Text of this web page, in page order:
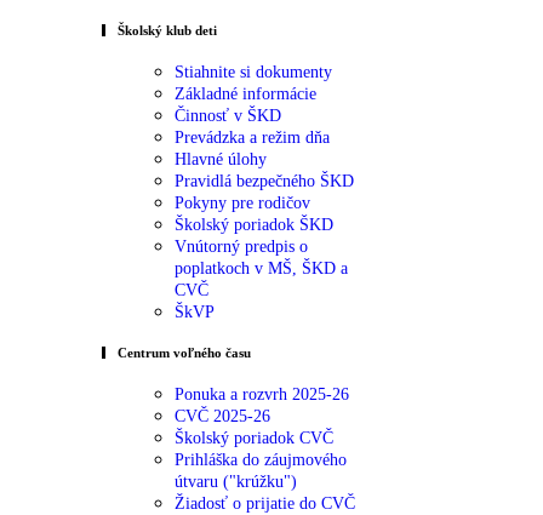
Školský klub deti
Stiahnite si dokumenty
Základné informácie
Činnosť v ŠKD
Prevádzka a režim dňa
Hlavné úlohy
Pravidlá bezpečného ŠKD
Pokyny pre rodičov
Školský poriadok ŠKD
Vnútorný predpis o
poplatkoch v MŠ, ŠKD a
CVČ
ŠkVP
Centrum voľného času
Ponuka a rozvrh 2025-26
CVČ 2025-26
Školský poriadok CVČ
Prihláška do záujmového
útvaru ("krúžku")
Žiadosť o prijatie do CVČ